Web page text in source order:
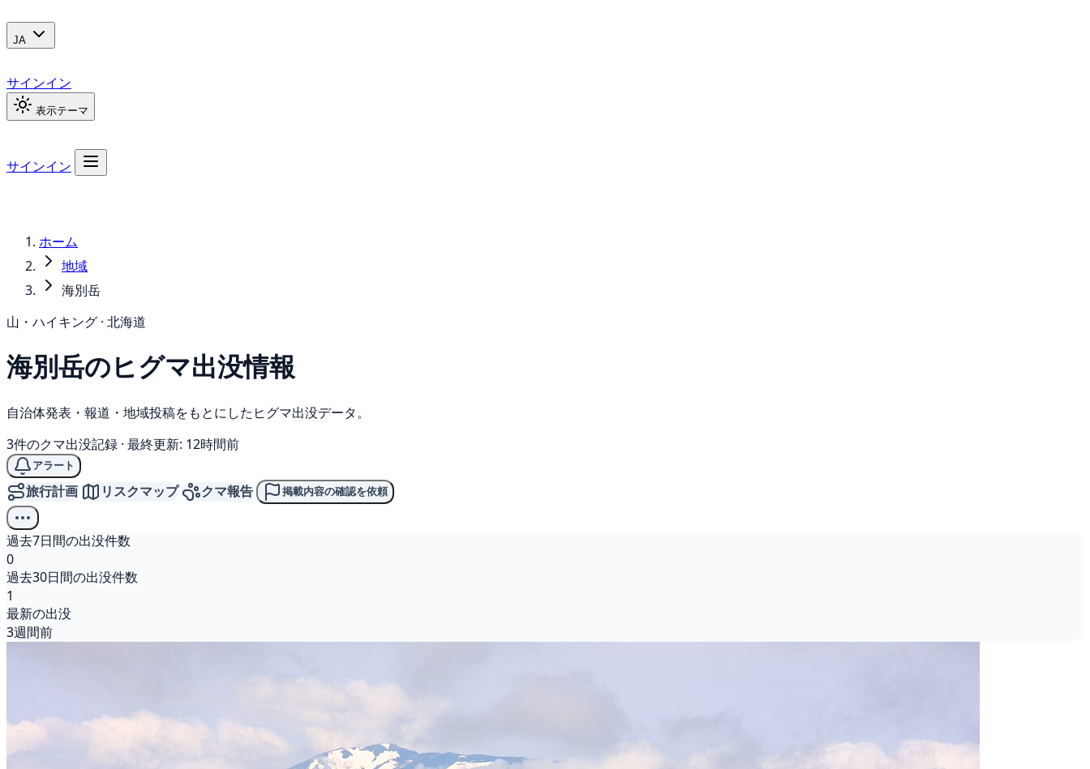
JA
サインイン
表示テーマ
サインイン
ホーム
地域
海別岳
山・ハイキング · 北海道
海別岳のヒグマ出没情報
自治体発表・報道・地域投稿をもとにしたヒグマ出没データ。
3件のクマ出没記録 · 最終更新: 12時間前
アラート
旅行計画 リスクマップ クマ報告 掲載内容の確認を依頼
過去7日間の出没件数
0
過去30日間の出没件数
1
最新の出没
3週間前